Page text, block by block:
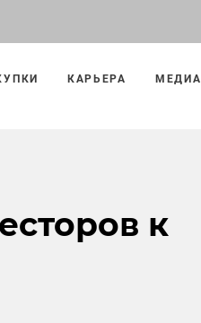
КАРЬЕРА МЕДИА
к